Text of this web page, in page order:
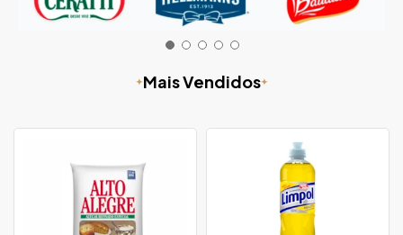
Mais Vendidos